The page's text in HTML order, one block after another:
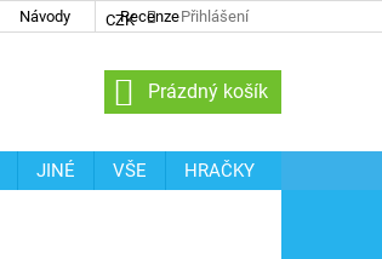
Návody Recenze
CZK Přihlášení
NÁKUPNÍ
KOŠÍK
Prázdný košík
JINÉ VŠE
HRAČKY